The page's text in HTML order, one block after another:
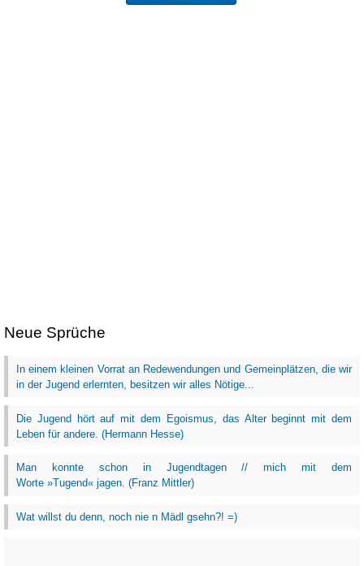
Neue Sprüche
In einem kleinen Vorrat an Redewendungen und Gemeinplätzen, die wir
in der Jugend erlernten, besitzen wir alles Nötige...
Die Jugend hört auf mit dem Egoismus, das Alter beginnt mit dem
Leben für andere. (Hermann Hesse)
Man konnte schon in Jugendtagen // mich mit dem
Worte »Tugend« jagen. (Franz Mittler)
Wat willst du denn, noch nie n Mädl gsehn?! =)